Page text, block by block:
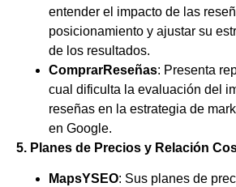
entender el impacto de las
posicionamiento y ajustar su
de los resultados.
ComprarReseñas: Presenta
cual dificulta la evaluación del
reseñas en la estrategia de
en Google.
5. Planes de Precios y Relación
MapsYSEO: Sus planes de